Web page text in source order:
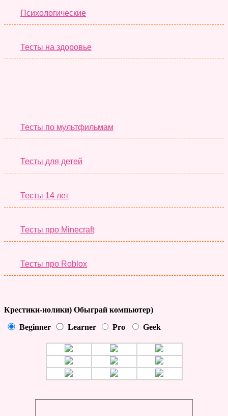
Психологические
Тесты на здоровье
Тесты по мультфильмам
Тесты для детей
Тесты 14 лет
Тесты про Minecraft
Тесты про Roblox
Крестики-нолики) Обыграй компьютер)
Beginner Learner Pro Geek